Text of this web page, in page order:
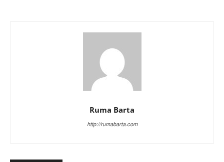
Ruma Barta
http://rumabarta.com